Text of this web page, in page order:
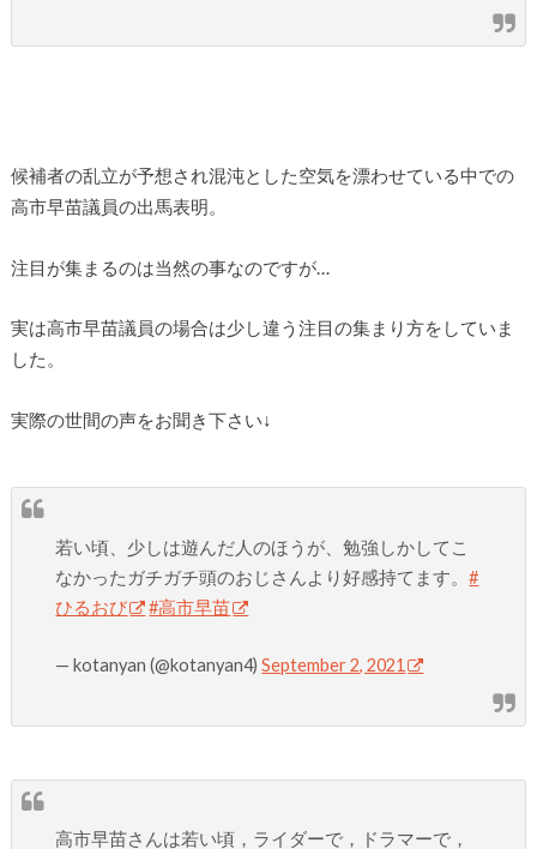
候補者の乱立が予想され混沌とした空気を漂わせている中での
高市早苗議員の出馬表明。
注目が集まるのは当然の事なのですが…
実は高市早苗議員の場合は少し違う注目の集まり方をしていま
した。
実際の世間の声をお聞き下さい↓
若い頃、少しは遊んだ人のほうが、勉強しかしてこ
なかったガチガチ頭のおじさんより好感持てます。#
ひるおび
#高市早苗
— kotanyan (@kotanyan4)September 2, 2021
高市早苗さんは若い頃，ライダーで，ドラマーで，